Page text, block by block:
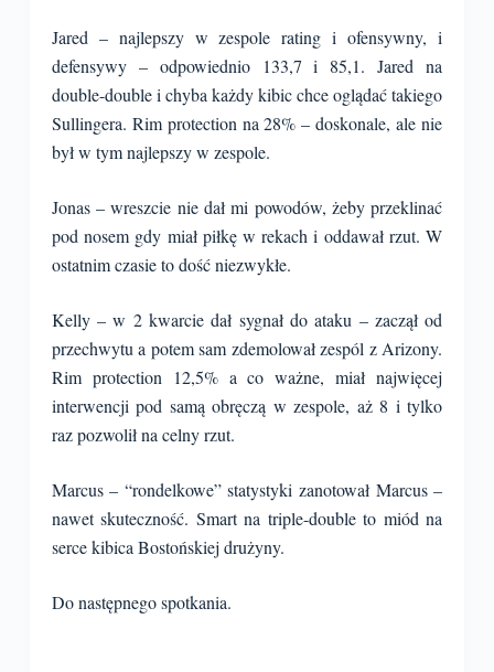
Jared – najlepszy w zespole rating i ofensywny, i
defensywy – odpowiednio 133,7 i 85,1. Jared na
double-double i chyba każdy kibic chce oglądać takiego
Sullingera. Rim protection na 28% – doskonale, ale nie
był w tym najlepszy w zespole.
Jonas – wreszcie nie dał mi powodów, żeby przeklinać
pod nosem gdy miał piłkę w rekach i oddawał rzut. W
ostatnim czasie to dość niezwykłe.
Kelly – w 2 kwarcie dał sygnał do ataku – zaczął od
przechwytu a potem sam zdemolował zespól z Arizony.
Rim protection 12,5% a co ważne, miał najwięcej
interwencji pod samą obręczą w zespole, aż 8 i tylko
raz pozwolił na celny rzut.
Marcus – “rondelkowe” statystyki zanotował Marcus –
nawet skuteczność. Smart na triple-double to miód na
serce kibica Bostońskiej drużyny.
Do następnego spotkania.